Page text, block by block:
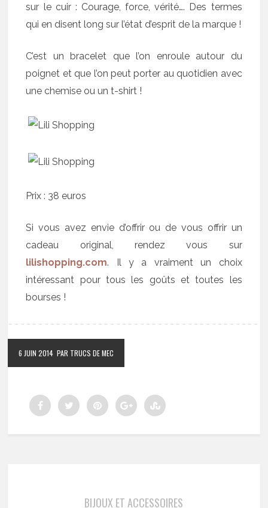
sur le cuir : Courage, force, vérité…. Des termes
qui en disent long sur l’état d’esprit de la marque !
C’est un bracelet que l’on enroule autour du
poignet et que l’on peut porter au quotidien avec
une chemise ou un t-shirt !
Prix : 38 euros
Si vous avez envie d’offrir ou de vous offrir un
cadeau original, rendez vous sur
lilishopping.com. Il y a vraiment un choix
intéressant pour tous les goûts et toutes les
bourses !
6 JUIN 2014 PAR TRUCS DE MEC
BIJOUX ET ACCESSOIRES